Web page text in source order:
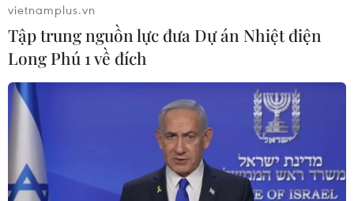
TIN LIÊN QUAN
vietnamplus.vn
Tập trung nguồn lực đưa Dự án Nhiệt điện
Long Phú 1 về đích